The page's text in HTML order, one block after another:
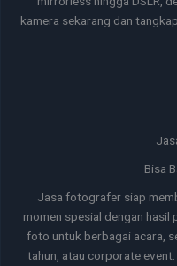
kamera sekarang dan
Bisa
Jasa fotografer siap
momen spesial dengan hasil
foto untuk berbagai acara,
tahun, atau corporate